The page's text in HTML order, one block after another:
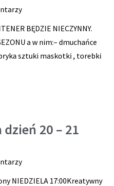
BĘDZIE NIECZYNNY.
a w nim:– dmuchańce
sztuki maskotki , torebki
20 – 21
NIEDZIELA 17:00Kreatywny